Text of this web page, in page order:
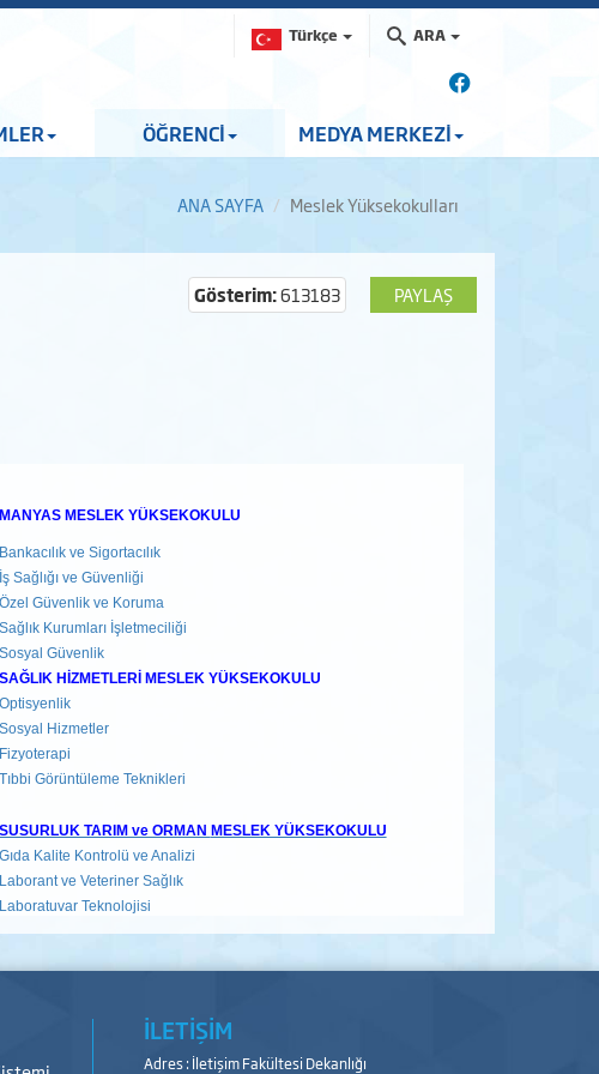
Türkçe ARA
ÖĞRENCİ MEDYA MERKEZİ
ANA SAYFA Meslek Yüksekokulları
PAYLAŞ
Gösterim:613183
MANYAS MESLEK YÜKSEKOKULU
Bankacılık ve Sigortacılık
İş Sağlığı ve Güvenliği
Özel Güvenlik ve Koruma
Sağlık Kurumları İşletmeciliği
Sosyal Güvenlik
SAĞLIK HİZMETLERİ MESLEK YÜKSEKOKULU
Optisyenlik
Sosyal Hizmetler
Fizyoterapi
Tıbbi Görüntüleme Teknikleri
SUSURLUK TARIM ve ORMAN MESLEK YÜKSEKOKULU
Gıda Kalite Kontrolü ve Analizi
Laborant ve Veteriner Sağlık
Laboratuvar Teknolojisi
İLETİŞİM
Adres : İletişim Fakültesi Dekanlığı